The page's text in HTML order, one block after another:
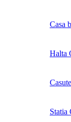
Casa
Halta
Statia